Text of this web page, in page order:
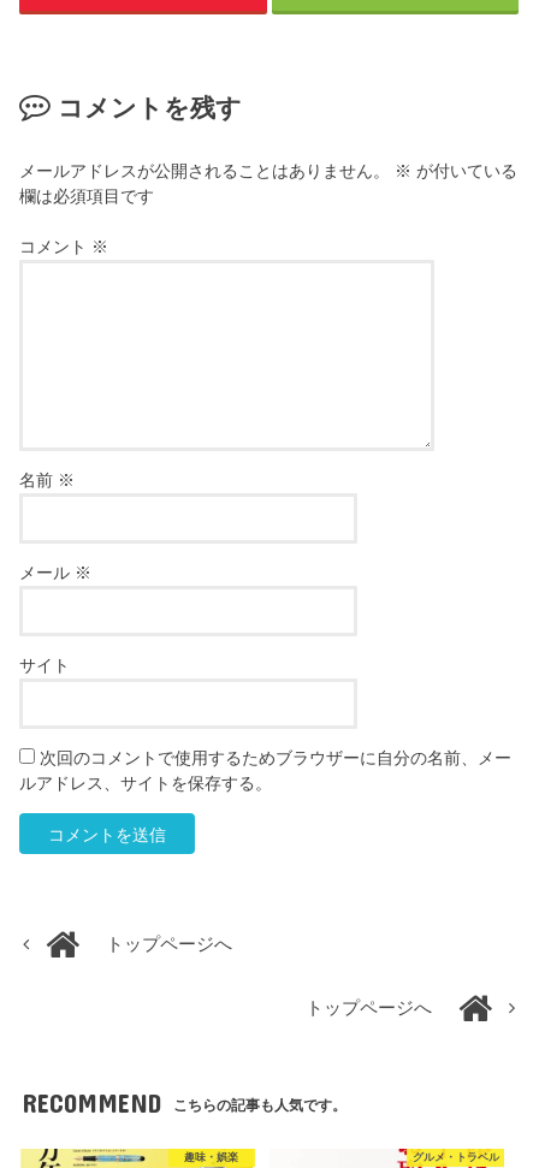
コメントを残す
メールアドレスが公開されることはありません。 ※ が付いている
欄は必須項目です
コメント ※
名前 ※
メール ※
サイト
次回のコメントで使用するためブラウザーに自分の名前、メー
ルアドレス、サイトを保存する。
トップページへ
トップページへ
RECOMMEND こちらの記事も人気です。
趣味・娯楽 グルメ・トラベル